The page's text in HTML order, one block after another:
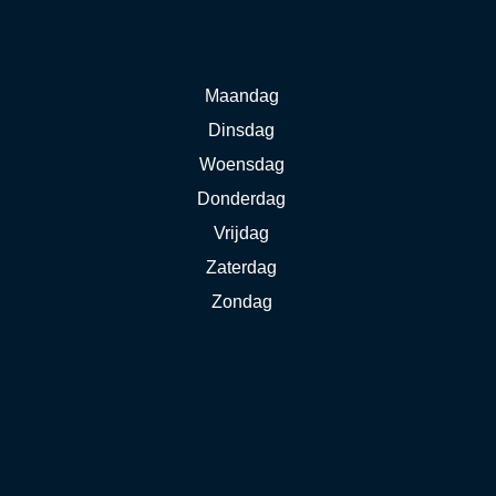
Maandag
Dinsdag
Woensdag
Donderdag
Vrijdag
Zaterdag
Zondag